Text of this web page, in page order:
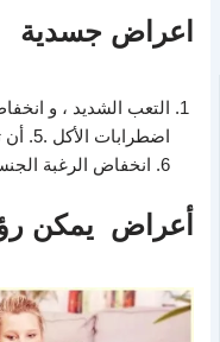
اعراض جسدية
اضطرابات الأكل .5. أن تكون متوترة وغير قادرة على الاسترخاء
6. انخفاض الرغبة الجنسية وتجنب العلاقة الحميمية الزوجية .
أعراض يمكن